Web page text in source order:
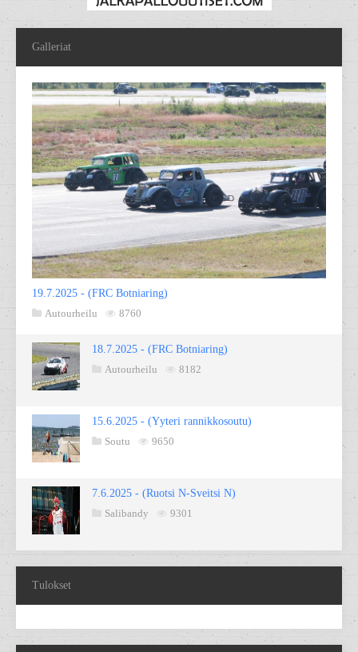
Galleriat
19.7.2025 - (FRC Botniaring)
Autourheilu
8760
18.7.2025 - (FRC Botniaring)
Autourheilu
8182
15.6.2025 - (Yyteri rannikkosoutu)
Soutu
9650
7.6.2025 - (Ruotsi N-Sveitsi N)
Salibandy
9301
Tulokset